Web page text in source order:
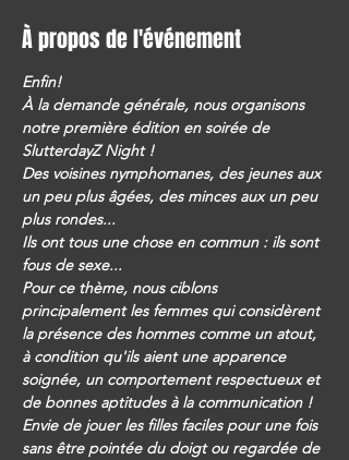
À propos de l'événement
Enfin!
À la demande générale, nous organisons
notre première édition en soirée de
SlutterdayZ Night !
Des voisines nymphomanes, des jeunes aux
un peu plus âgées, des minces aux un peu
plus rondes...
Ils ont tous une chose en commun : ils sont
fous de sexe...
Pour ce thème, nous ciblons
principalement les femmes qui considèrent
la présence des hommes comme un atout,
à condition qu'ils aient une apparence
soignée, un comportement respectueux et
de bonnes aptitudes à la communication !
Envie de jouer les filles faciles pour une fois
sans être pointée du doigt ou regardée de